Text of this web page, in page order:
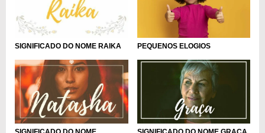
SIGNIFICADO DO NOME RAIKA PEQUENOS ELOGIOS